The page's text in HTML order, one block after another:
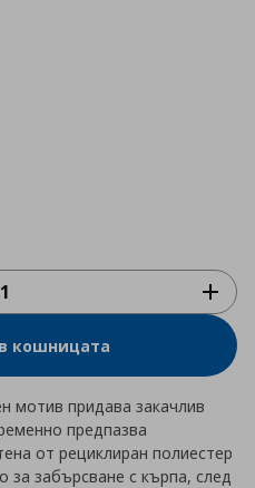
кошницата
мотив придава закачлив
предпазва
от рециклиран полиестер
за забърсване с кърпа, след